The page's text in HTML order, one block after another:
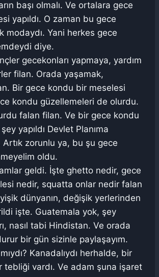
başı olmalı. Ve ortalara gece
yapıldı. O zaman bu gece
modaydı. Yani herkes gece
diye.
gecekonları yapmaya, yardım
filan. Orada yaşamak,
Bir gece kondu bir meselesi
kondu güzellemeleri de olurdu.
falan filan. Ve bir gece kondu
yapıldı Devlet Planıma
Artık zorunlu ya, bu şu gece
oldu.
geldi. İşte ghetto nedir, gece
nedir, squatta onlar nedir falan
dünyanın, değişik yerlerinden
işte. Guatemala yok, şey
nasıl tabi Hindistan. Ve orada
bir gün sizinle paylaşayım.
Kanadalıydı herhalde, bir
tebliği vardı. Ve adam şuna işaret